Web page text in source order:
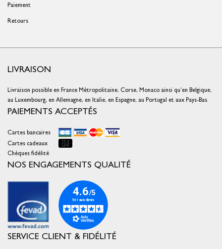
Paiement
Retours
LIVRAISON
Livraison possible en France Métropolitaine, Corse, Monaco ainsi qu’en Belgique,
au Luxembourg, en Allemagne, en Italie, en Espagne, au Portugal et aux Pays-Bas.
PAIEMENTS ACCEPTÉS
Cartes bancaires
Cartes cadeaux
Chèques fidélité
NOS ENGAGEMENTS QUALITÉ
SERVICE CLIENT & FIDÉLITÉ